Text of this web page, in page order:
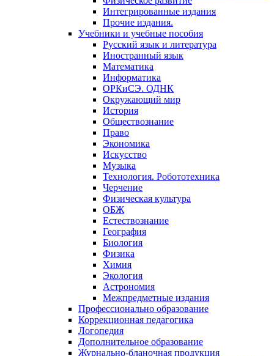
Интегрированные издания
Прочие издания.
Учебники и учебные пособия
Русский язык и литература
Иностранный язык
Математика
Информатика
ОРКиСЭ. ОДНК
Окружающий мир
История
Обществознание
Право
Экономика
Искусство
Музыка
Технология. Робототехника
Черчение
Физическая культура
ОБЖ
Естествознание
География
Биология
Физика
Химия
Экология
Астрономия
Межпредметные издания
Профессионально образование
Коррекционная педагогика
Логопедия
Дополнительное образование
Журнально-бланочная продукция